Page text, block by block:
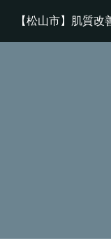
【松山市】肌質改